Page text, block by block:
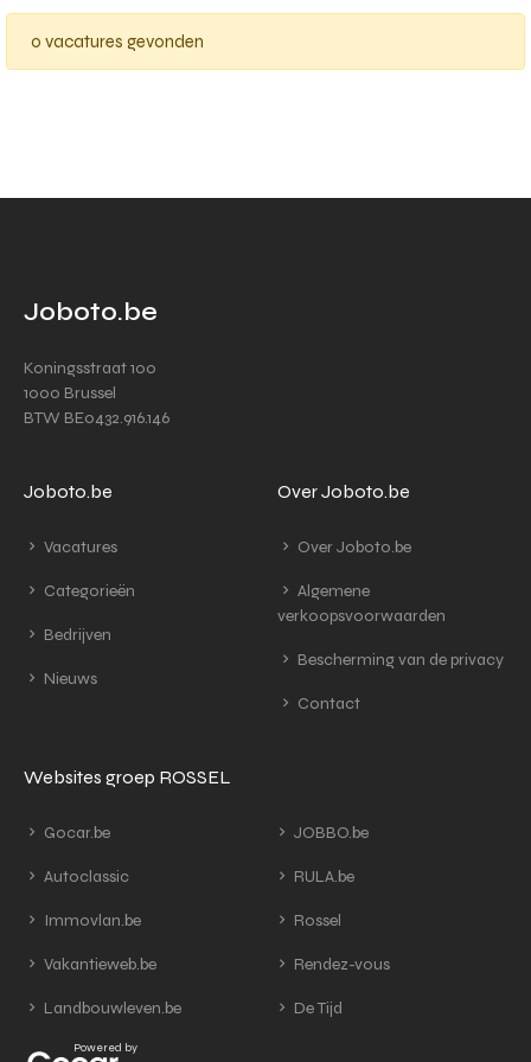
0 vacatures gevonden
Joboto.be
Koningsstraat 100
1000 Brussel
BTW BE0432.916.146
Joboto.be
Vacatures
Categorieën
Bedrijven
Nieuws
Over Joboto.be
Over Joboto.be
Algemene
verkoopsvoorwaarden
Bescherming van de privacy
Contact
Websites groep ROSSEL
Gocar.be
Autoclassic
Immovlan.be
Vakantieweb.be
Landbouwleven.be
JOBBO.be
RULA.be
Rossel
Rendez-vous
De Tijd
Powered by